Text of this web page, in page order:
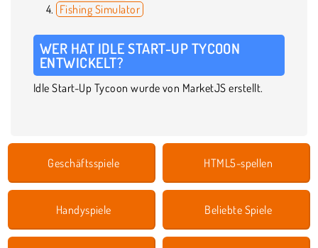
Fishing Simulator
WER HAT IDLE START-UP TYCOON
ENTWICKELT?
Idle Start-Up Tycoon wurde von MarketJS erstellt.
Geschäftsspiele HTML5-spellen
Handyspiele Beliebte Spiele